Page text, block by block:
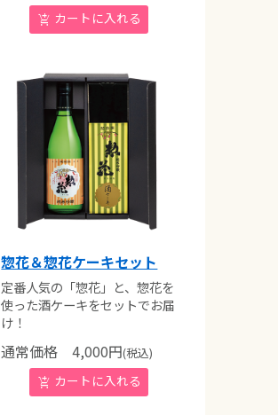
惣花＆惣花ケーキセット
定番人気の「惣花」と、惣花を
使った酒ケーキをセットでお届
け！
通常価格 4,000円(税込)